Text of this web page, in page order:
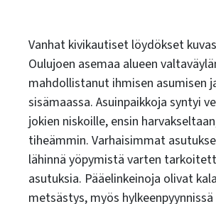
Vanhat kivikautiset löydökset
Oulujoen asemaa alueen
mahdollistanut ihmisen asumisen
sisämaassa. Asuinpaikkoja syntyi
jokien niskoille, ensin
tiheämmin. Varhaisimmat
lähinnä yöpymistä varten
asutuksia. Pääelinkeinoja olivat
metsästys, myös